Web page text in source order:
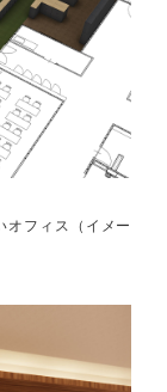
オフィス（イメー